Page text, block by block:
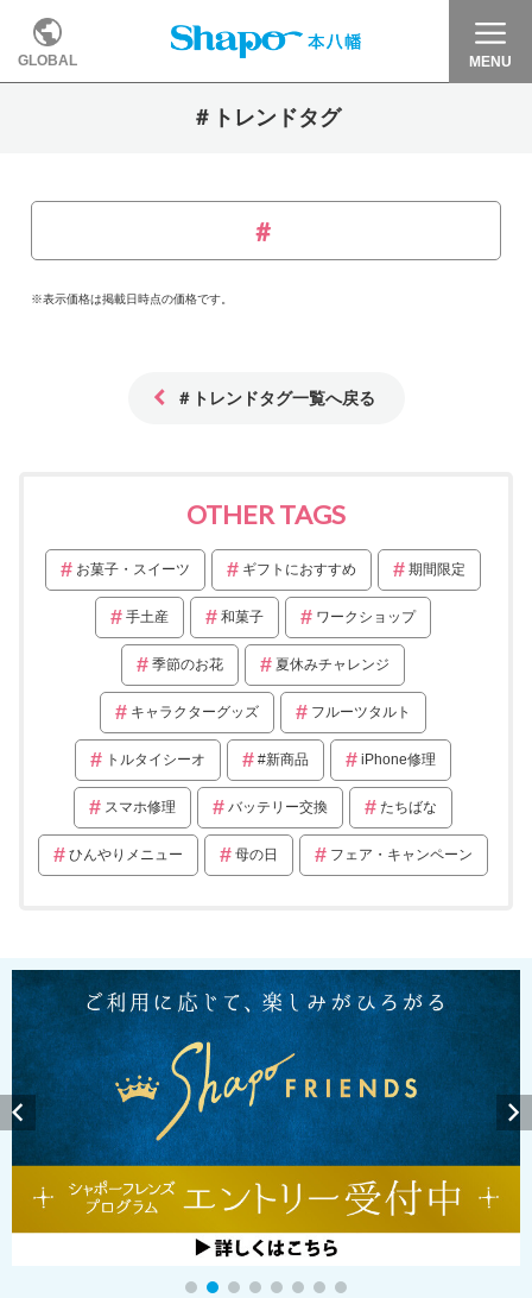
GLOBAL MENU
＃トレンドタグ
※表示価格は掲載日時点の価格です。
＃トレンドタグ一覧へ戻る
OTHER TAGS
お菓子・スイーツ ギフトにおすすめ 期間限定
手土産 和菓子 ワークショップ
季節のお花 夏休みチャレンジ
キャラクターグッズ フルーツタルト
トルタイシーオ #新商品 iPhone修理
スマホ修理 バッテリー交換 たちばな
ひんやりメニュー 母の日 フェア・キャンペーン